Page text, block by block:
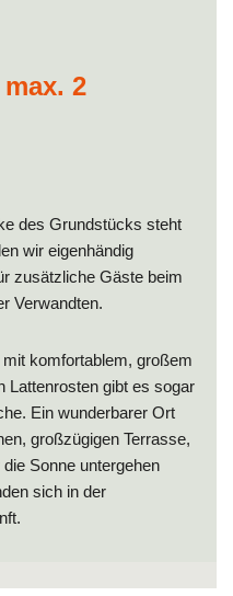
2
des Grundstücks steht
wir eigenhändig
zusätzliche Gäste beim
Verwandten.
komfortablem, großem
Lattenrosten gibt es sogar
Ein wunderbarer Ort
großzügigen Terrasse,
Sonne untergehen
sich in der